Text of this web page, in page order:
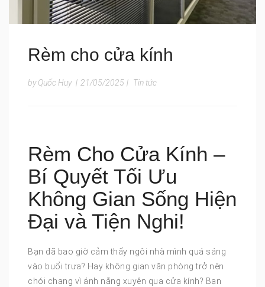
Rèm cho cửa kính
by Quốc Huy | 21/05/2025 | Tin tức
Rèm Cho Cửa Kính –
Bí Quyết Tối Ưu
Không Gian Sống Hiện
Đại và Tiện Nghi!
Bạn đã bao giờ cảm thấy ngôi nhà mình quá sáng
vào buổi trưa? Hay không gian văn phòng trở nên
chói chang vì ánh nắng xuyên qua cửa kính? Bạn